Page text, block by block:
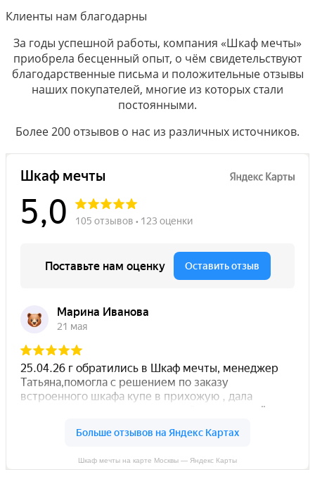
Клиенты нам благодарны
За годы успешной работы, компания «Шкаф мечты»
приобрела бесценный опыт, о чём свидетельствуют
благодарственные письма и положительные отзывы
наших покупателей, многие из которых стали
постоянными.
Более 200 отзывов о нас из различных источников.
Шкаф мечты на карте Москвы — Яндекс Карты